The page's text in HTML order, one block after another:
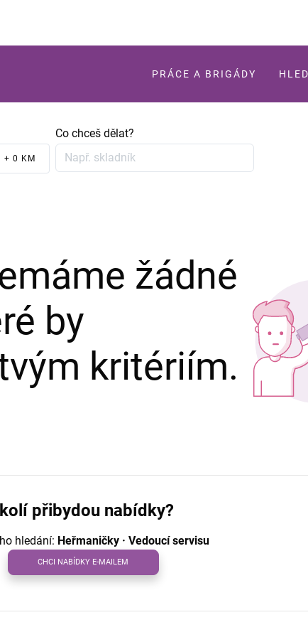
PRÁCE A BRIGÁDY
+ 0 KM
Co chceš dělat?
žádné
by
kritériím.
přibydou nabídky?
hledání: Heřmaničky · Vedoucí servisu
CHCI NABÍDKY E-MAILEM